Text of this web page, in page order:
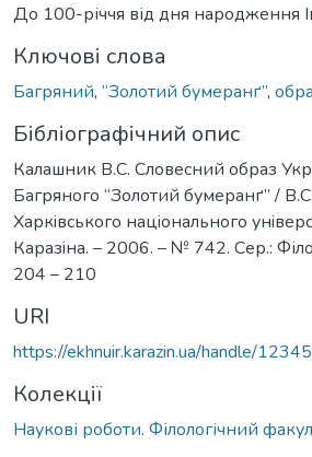
До 100-річчя від дня народження
Ключові слова
Багряний, “Золотий бумеранґ”,
Бібліографічний опис
Калашник В.С. Словесний образ
Багряного “Золотий бумеранґ” /
Харкiвського нацiонального
Каразiна. – 2006. – № 742. Сер.:
204 – 210
URI
https://ekhnuir.karazin.ua/handle/
Колекції
Наукові роботи. Філологічний